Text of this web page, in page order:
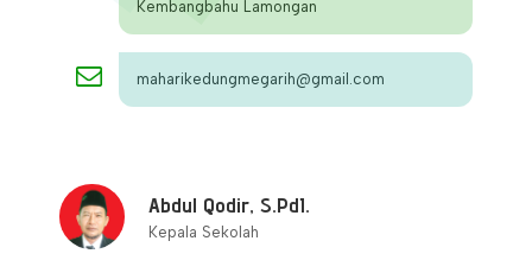
Kembangbahu Lamongan
maharikedungmegarih@gmail.com
Abdul Qodir, S.PdI.
Kepala Sekolah